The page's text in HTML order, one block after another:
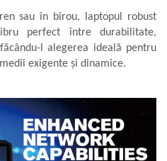
sau în birou, laptopul robust
perfect între durabilitate,
l alegerea ideală pentru
exigente și dinamice.